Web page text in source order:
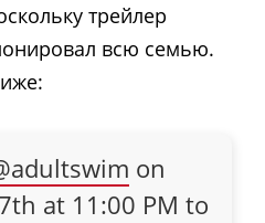
трейлер
всю семью.
on
at 11:00 PM to